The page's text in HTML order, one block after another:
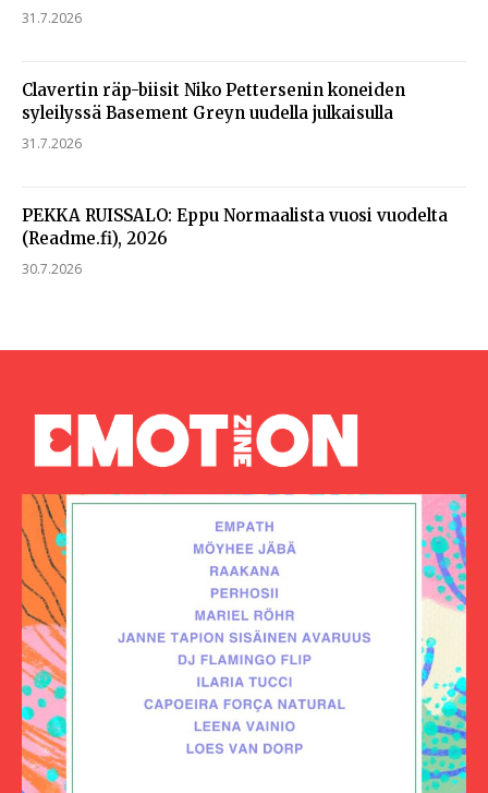
31.7.2026
Clavertin räp-biisit Niko Pettersenin koneiden
syleilyssä Basement Greyn uudella julkaisulla
31.7.2026
PEKKA RUISSALO: Eppu Normaalista vuosi vuodelta
(Readme.fi), 2026
30.7.2026